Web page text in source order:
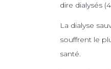
dire dialysés
La dialyse
souffrent le
santé.